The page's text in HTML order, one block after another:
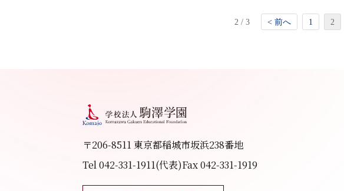
2 / 3 < 前へ 1 2
〒206-8511 東京都稲城市坂浜238番地
Tel 042-331-1911(代表)Fax 042-331-1919